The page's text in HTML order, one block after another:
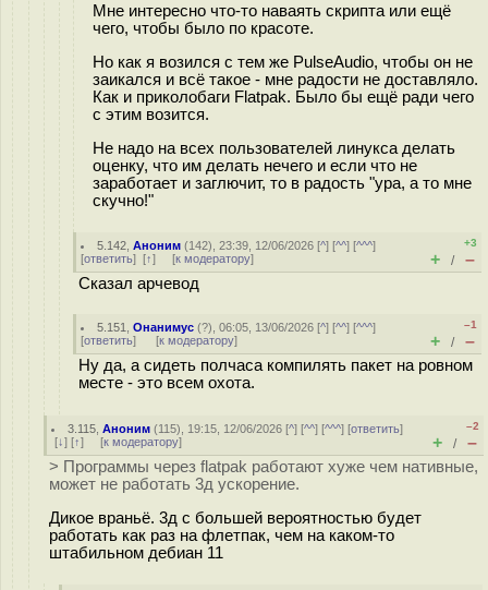
Мне интересно что-то наваять скрипта или ещё
чего, чтобы было по красоте.
Но как я возился с тем же PulseAudio, чтобы он не
заикался и всё такое - мне радости не доставляло.
Как и приколобаги Flatpak. Было бы ещё ради чего
с этим возится.
Не надо на всех пользователей линукса делать
оценку, что им делать нечего и если что не
заработает и заглючит, то в радость "ура, а то мне
скучно!"
5.142 ,Аноним (142), 23:39, 12/06/2026 [^] [^^] [^^^]
[ответить] [↑] [к модератору]
+3
+ / –
Сказал арчевод
5.151 ,Онанимус (?), 06:05, 13/06/2026 [^] [^^] [^^^]
[ответить] [к модератору]
–1
+ / –
Ну да, а сидеть полчаса компилять пакет на ровном
месте - это всем охота.
3.115 ,Аноним (115), 19:15, 12/06/2026 [^] [^^] [^^^] [ответить]
[↓] [↑] [к модератору]
–2
+ / –
> Программы через flatpak работают хуже чем нативные,
может не работать 3д ускорение.
Дикое враньё. 3д с большей вероятностью будет
работать как раз на флетпак, чем на каком-то
штабильном дебиан 11